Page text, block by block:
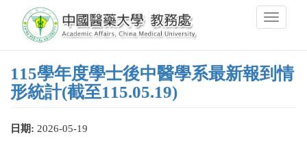
內
Toggle
115學年度學士後中醫學系最新報到情
形統計(截至115.05.19)
日期: 2026-05-19